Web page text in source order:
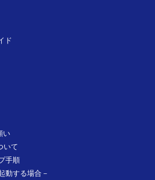
ド
い
いて
手順
動する場合－